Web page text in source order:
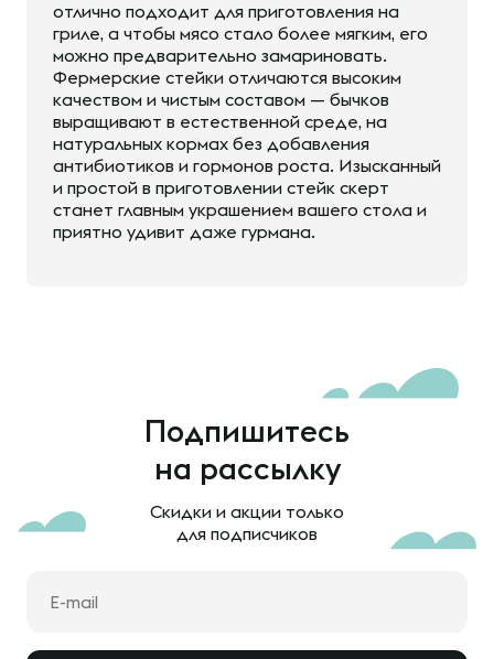
отлично подходит для приготовления на
гриле, а чтобы мясо стало более мягким, его
можно предварительно замариновать.
Фермерские стейки отличаются высоким
качеством и чистым составом — бычков
выращивают в естественной среде, на
натуральных кормах без добавления
антибиотиков и гормонов роста. Изысканный
и простой в приготовлении стейк скерт
станет главным украшением вашего стола и
приятно удивит даже гурмана.
Подпишитесь
на рассылку
Скидки и акции только
для подписчиков